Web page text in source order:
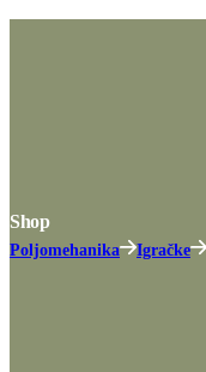
Shop
Poljomehanika Igračke